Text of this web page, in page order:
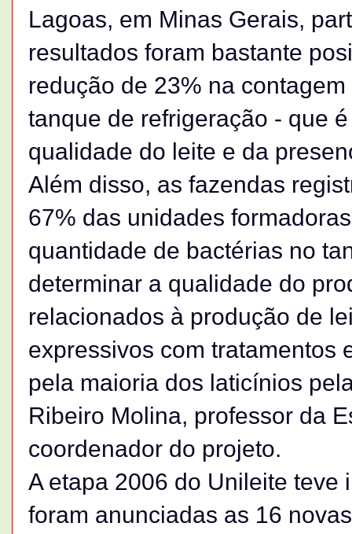
Lagoas, em Minas Gerais,
resultados foram bastante
redução de 23% na
tanque de refrigeração - que
qualidade do leite e da
Além disso, as fazendas
67% das unidades
quantidade de bactérias no
determinar a qualidade do
relacionados à produção de
expressivos com tratamentos
pela maioria dos laticínios
Ribeiro Molina, professor da
coordenador do projeto.
A etapa 2006 do Unileite
foram anunciadas as 16